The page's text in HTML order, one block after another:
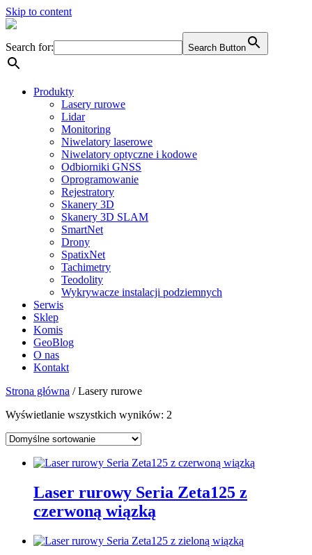
Skip to content
Search for: Search Button
Produkty
Lasery rurowe
Lidar
Monitoring
Niwelatory laserowe
Niwelatory optyczne i kodowe
Odbiorniki GNSS
Oprogramowanie
Rejestratory
Skanery 3D
Skanery 3D SLAM
SmartNet
Drony
SpatixNet
Tachimetry
Teodolity
Wykrywacze instalacji podziemnych
Serwis
Sklep
Komis
GeoBlog
O nas
Kontakt
Strona główna / Lasery rurowe
Wyświetlanie wszystkich wyników: 2
Laser rurowy Seria Zeta125 z
czerwoną wiązką